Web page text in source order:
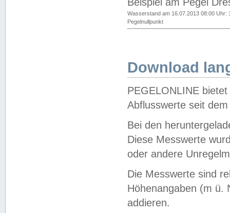
Wasserstand am 16.07.2013 08:00 Uhr:
Pegelnullpunkt
Download
PEGELONLINE
Abflusswerte seit
Bei den
Diese Messwerte
oder andere
Die Messwerte sind
Höhenangaben (m ü.
addieren.